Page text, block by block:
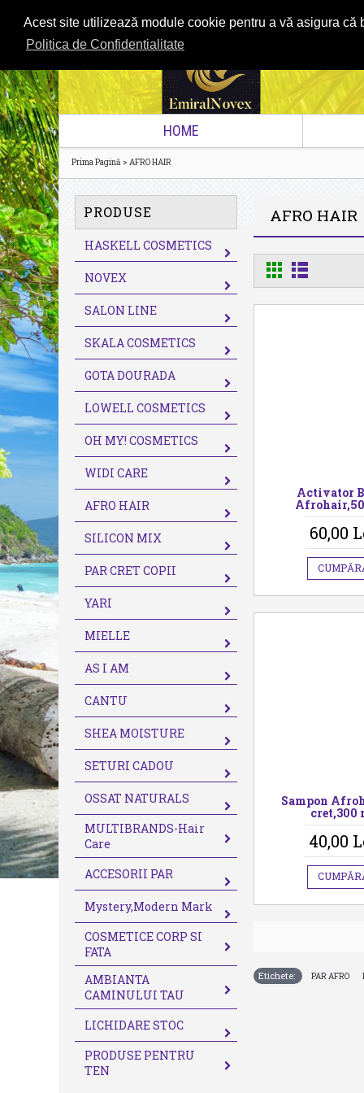
Acest site utilizează module cookie pentru a vă asigura
Politica de Confidentialitate
Home Cont Coş de cumpărături
HOME
Prima Pagină > AFRO HAIR
PRODUSE
HASKELL COSMETICS
NOVEX
SALON LINE
SKALA COSMETICS
GOTA DOURADA
LOWELL COSMETICS
OH MY! COSMETICS
WIDI CARE
AFRO HAIR
SILICON MIX
PAR CRET COPII
YARI
MIELLE
AS I AM
CANTU
SHEA MOISTURE
SETURI CADOU
OSSAT NATURALS
MULTIBRANDS-Hair
Care
ACCESORII PAR
Mystery,Modern Mark
COSMETICE CORP SI
FATA
AMBIANTA
CAMINULUI TAU
LICHIDARE STOC
PRODUSE PENTRU
TEN
AFRO HAIR
Activator
60,00
Sampon
cret,300
40,00
Etichete: PAR AFRO